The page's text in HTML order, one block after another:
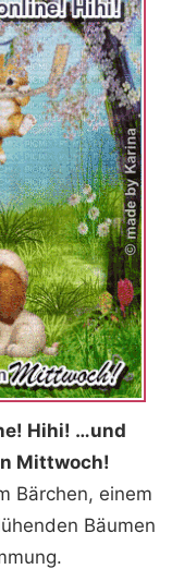
Hihi! …und
Mittwoch!
Bärchen, einem
Bäumen